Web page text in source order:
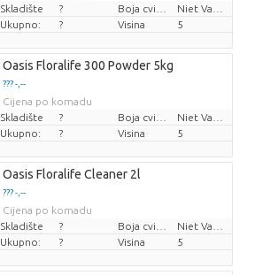
Skladište
?
Ukupno:
? Visina 5
Oasis Floralife 300 Powder 5kg
??? -,--
Cijena po komadu
Skladište
?
Ukupno:
? Visina 5
Oasis Floralife Cleaner 2l
??? -,--
Cijena po komadu
Skladište
?
Ukupno:
? Visina 5